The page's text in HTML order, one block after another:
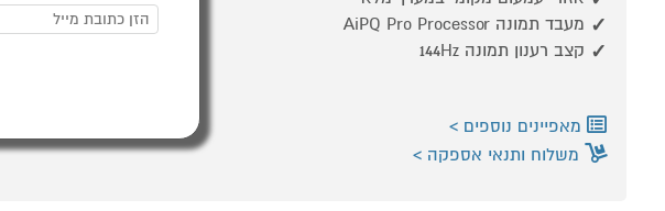
מעבד תמונה AiPQ Pro Processor
קצב רענון תמונה 144Hz
מאפיינים נוספים
משלוח ותנאי אספקה